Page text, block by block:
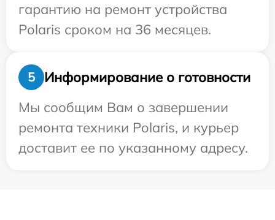
гарантию на ремонт устройства
Polaris сроком на 36 месяцев.
5
Информирование о готовности
Мы сообщим Вам о завершении
ремонта техники Polaris, и курьер
доставит ее по указанному адресу.